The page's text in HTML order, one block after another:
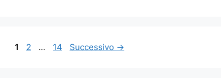
Pagina
1 Pagina
2 … Pagina
14 Successivo →